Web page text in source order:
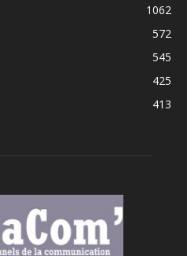
1062
572
545
425
413